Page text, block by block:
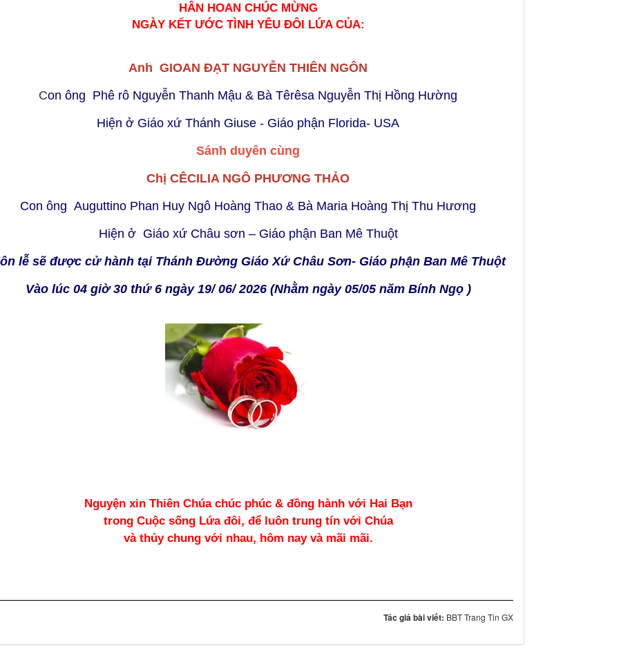
HÂN HOAN CHÚC MỪNG
NGÀY KẾT ƯỚC TÌNH YÊU ĐÔI LỨA CỦA:
Anh GIOAN ĐẠT NGUYỄN THIÊN NGÔN
Con ông Phê rô Nguyễn Thanh Mậu & Bà Têrêsa Nguyễn Thị Hồng Hường
Hiện ở Giáo xứ Thánh Giuse - Giáo phận Florida- USA
Sánh duyên cùng
Chị CÊCILIA NGÔ PHƯƠNG THẢO
Con ông Auguttino Phan Huy Ngô Hoàng Thao & Bà Maria Hoàng Thị Thu Hương
Hiện ở Giáo xứ Châu sơn – Giáo phận Ban Mê Thuột
lễ sẽ được cử hành tại Thánh Đường Giáo Xứ Châu Sơn- Giáo phận Ban Mê Thuột
Vào lúc 04 giờ 30 thứ 6 ngày 19/ 06/ 2026 (Nhằm ngày 05/05 năm Bính Ngọ )
Nguyện xin Thiên Chúa chúc phúc & đồng hành với Hai Bạn
trong Cuộc sống Lứa đôi, để luôn trung tín với Chúa
và thủy chung với nhau, hôm nay và mãi mãi.
Tác giả bài viết: BBT Trang Tin GX